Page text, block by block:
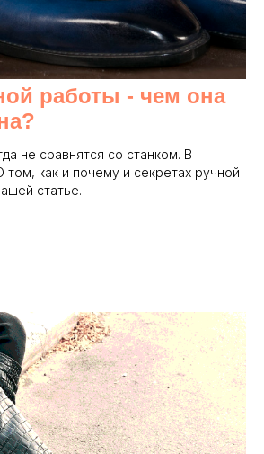
работы - чем она
не сравнятся со станком. В
как и почему и секретах ручной
статье.